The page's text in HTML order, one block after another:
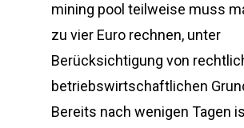
mining pool teilweise muss
zu vier Euro rechnen, unter
Berücksichtigung von
betriebswirtschaftlichen
Bereits nach wenigen Tagen